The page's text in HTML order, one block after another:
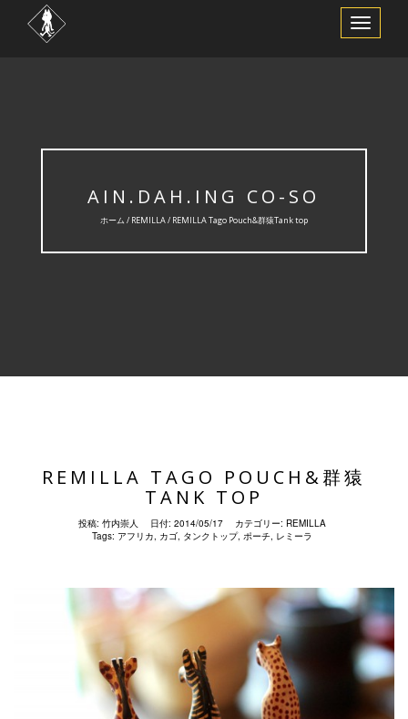
ナ
ビ
替
AIN.DAH.ING CO-SO
ホーム / REMILLA/ REMILLA Tago Pouch&群猿Tank top
REMILLA TAGO POUCH&群猿
TANK TOP
投稿: 竹内崇人 日付: 2014/05/17 カテゴリー: REMILLA
Tags: アフリカ, カゴ, タンクトップ, ポーチ, レミーラ